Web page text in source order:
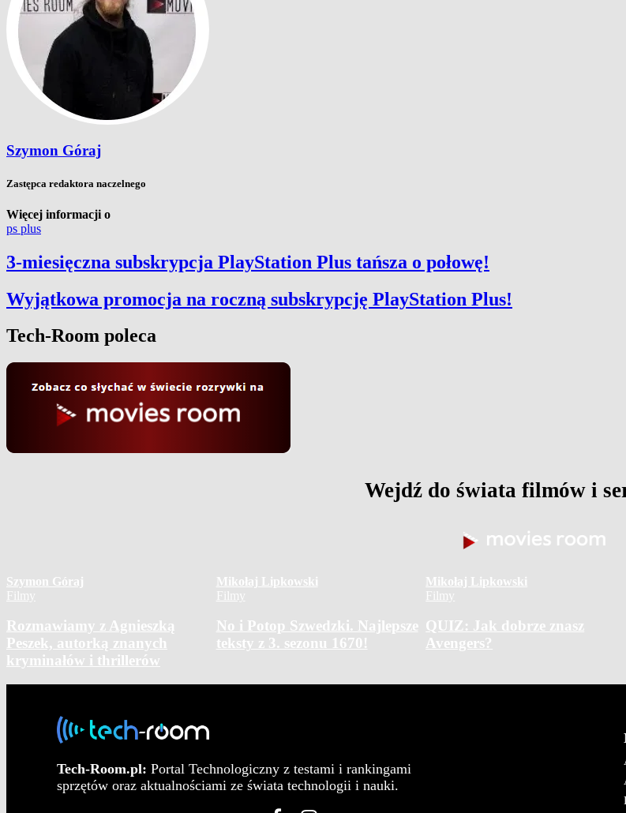
Szymon Góraj
Zastępca redaktora naczelnego
Więcej informacji o
ps plus
3-miesięczna subskrypcja PlayStation Plus tańsza o połowę!
Wyjątkowa promocja na roczną subskrypcję PlayStation Plus!
Tech-Room poleca
Wejdź do świata filmów i
Szymon Góraj
Filmy
Rozmawiamy z Agnieszką
Peszek, autorką znanych
kryminałów i thrillerów
Mikołaj Lipkowski
Filmy
No i Potop Szwedzki. Najlepsze
teksty z 3. sezonu 1670!
Mikołaj Lipkowski
Filmy
QUIZ: Jak dobrze znasz
Avengers?
Tech-Room.pl: Portal Technologiczny z testami i rankingami
sprzętów oraz aktualnościami ze świata technologii i nauki.